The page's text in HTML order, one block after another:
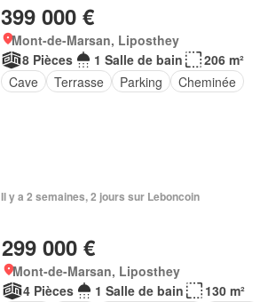
399 000 €
Mont-de-Marsan, Liposthey
8 Pièces
1 Salle de bain
206 m²
Cave
Terrasse Parking Cheminée
Il y a 2 semaines, 2 jours sur Leboncoin
299 000 €
Mont-de-Marsan, Liposthey
4 Pièces
1 Salle de bain
130 m²